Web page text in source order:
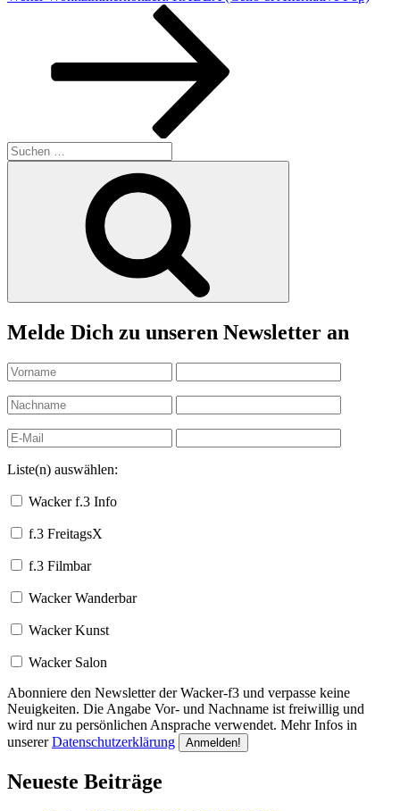
Suchen
nach:
Melde Dich zu unseren Newsletter an
Liste(n) auswählen:
Wacker f.3 Info
f.3 FreitagsX
f.3 Filmbar
Wacker Wanderbar
Wacker Kunst
Wacker Salon
Abonniere den Newsletter der Wacker-f3 und verpasse keine
Neuigkeiten. Die Angabe Vor- und Nachname ist freiwillig und
wird nur zu persönlichen Ansprache verwendet. Mehr Infos in
unsererDatenschutzerklärung
Neueste Beiträge